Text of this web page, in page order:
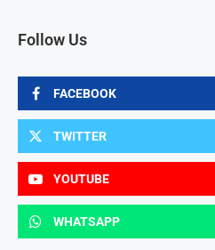
Follow Us
FACEBOOK
TWITTER
YOUTUBE
WHATSAPP